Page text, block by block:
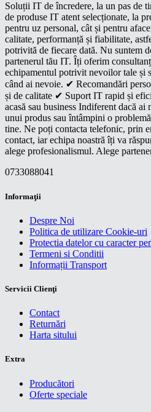
Soluții IT de încredere, la un pas de
de produse IT atent selecționate, la
pentru uz personal, cât și pentru
calitate, performanță și fiabilitate,
potrivită de fiecare dată. Nu suntem
partenerul tău IT. Îți oferim
echipamentul potrivit nevoilor tale și
când ai nevoie. ✔ Recomandări
și de calitate ✔ Suport IT rapid și
acasă sau business Indiferent dacă
unui produs sau întâmpini o
tine. Ne poți contacta telefonic, prin
contact, iar echipa noastră îți va
alege profesionalismul. Alege
0733088041
Informaţii
Despre Noi
Politica de utilizare Cookie-uri
Protectia datelor cu caracter
Termeni si Conditii
Informații Transport
Servicii Clienţi
Contact
Returnări
Harta sitului
Extra
Producători
Oferte speciale